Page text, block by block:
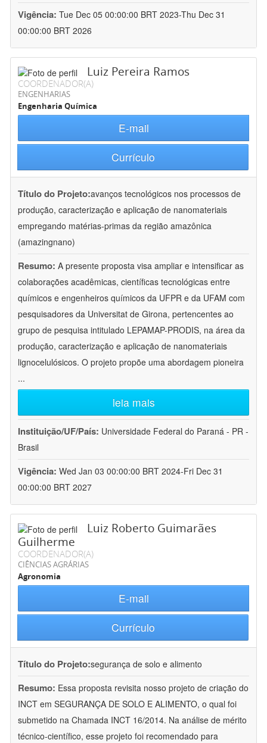
Vigência: Tue Dec 05 00:00:00 BRT 2023-Thu Dec 31
00:00:00 BRT 2026
Luiz Pereira Ramos
COORDENADOR(A)
ENGENHARIAS
Engenharia Química
E-mail
Currículo
Título do Projeto:avanços tecnológicos nos processos de
produção, caracterização e aplicação de nanomateriais
empregando matérias-primas da região amazônica
(amazingnano)
Resumo: A presente proposta visa ampliar e intensificar as
colaborações acadêmicas, científicas tecnológicas entre
químicos e engenheiros químicos da UFPR e da UFAM com
pesquisadores da Universitat de Girona, pertencentes ao
grupo de pesquisa intitulado LEPAMAP-PRODIS, na área da
produção, caracterização e aplicação de nanomateriais
lignocelulósicos. O projeto propõe uma abordagem pioneira
...
leia mais
Instituição/UF/País: Universidade Federal do Paraná - PR -
Brasil
Vigência: Wed Jan 03 00:00:00 BRT 2024-Fri Dec 31
00:00:00 BRT 2027
Luiz Roberto Guimarães
Guilherme
COORDENADOR(A)
CIÊNCIAS AGRÁRIAS
Agronomia
E-mail
Currículo
Título do Projeto:segurança de solo e alimento
Resumo: Essa proposta revisita nosso projeto de criação do
INCT em SEGURANÇA DE SOLO E ALIMENTO, o qual foi
submetido na Chamada INCT 16/2014. Na análise de mérito
técnico-científico, esse projeto foi recomendado para